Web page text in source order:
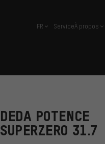
français
FR ServiceÀ propos
DEDA POTENCE
SUPERZERO 31.7